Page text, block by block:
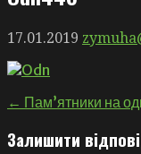
17.01.2019
Навігація
записів
← Пам’ятники на
Залишити